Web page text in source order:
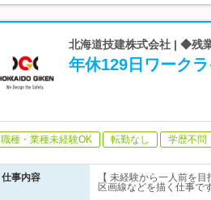
北海道技建株式会社 | ◆残
年休129日ワーク
職種・業種未経験OK 転勤なし 学歴不問
仕事内容
【 未経験から一人前を
区画線などを描く仕事で